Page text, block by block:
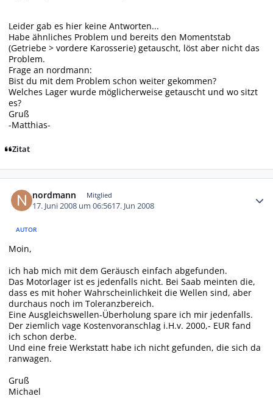
Leider gab es hier keine Antworten...
Habe ähnliches Problem und bereits den Momentstab
(Getriebe > vordere Karosserie) getauscht, löst aber nicht das
Problem.
Frage an nordmann:
Bist du mit dem Problem schon weiter gekommen?
Welches Lager wurde möglicherweise getauscht und wo sitzt
es?
Gruß
-Matthias-
Zitat
nordmann Mitglied
17. Juni 2008 um 06:5617. Jun 2008
AUTOR
Moin,
ich hab mich mit dem Geräusch einfach abgefunden.
Das Motorlager ist es jedenfalls nicht. Bei Saab meinten die,
dass es mit hoher Wahrscheinlichkeit die Wellen sind, aber
durchaus noch im Toleranzbereich.
Eine Ausgleichswellen-Überholung spare ich mir jedenfalls.
Der ziemlich vage Kostenvoranschlag i.H.v. 2000,- EUR fand
ich schon derbe.
Und eine freie Werkstatt habe ich nicht gefunden, die sich da
ranwagen.
Gruß
Michael